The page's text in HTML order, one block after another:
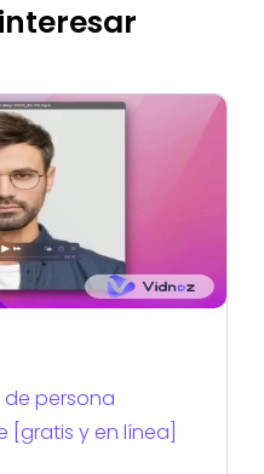
de persona
y en línea]